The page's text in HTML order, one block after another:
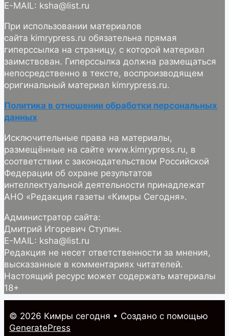
E-MAIL: ksha@list.ru
При использовании материалов
сайта kimrypress.ru обязательна прямая
гиперссылка на страницу, с которой материал
заимствован. Гиперссылка должна размещаться
непосредственно в тексте, воспроизводящем
оригинальный материал kimrypress.ru.
Политика в отношении обработки персональных
данных
Исключительные права на материалы,
размещённые на сайте www.kimrypress.ru, в
соответствии с законодательством Российской
Федерации об охране результатов
интеллектуальной деятельности принадлежат
АНО «Редакция газеты «Кимры Сегодня».
Администратор сайта:
Дмитрий Игоревич Ступин.
E-MAIL: ksha@list.ru
Редакция не несет ответственности за мнения,
высказанные в комментариях читателей.
Настоящий ресурс может содержать материалы
18+
© 2026 Кимры cегодня • Создано с помощью
GeneratePress